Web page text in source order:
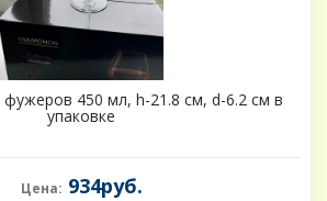
фужеров 450 мл, h-21.8 см, d-6.2 см в
упаковке
Цена: 934руб.